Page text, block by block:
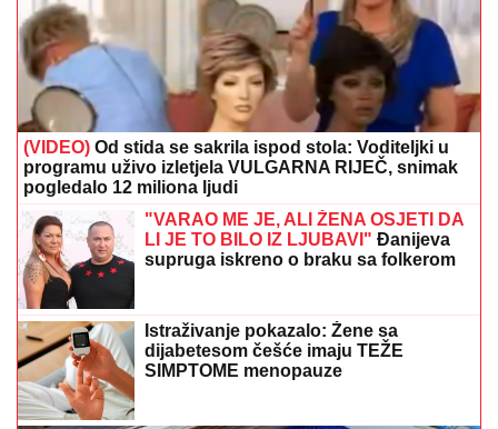
(VIDEO) Od stida se sakrila ispod stola: Voditeljki u
programu uživo izletjela VULGARNA RIJEČ, snimak
pogledalo 12 miliona ljudi
"VARAO ME JE, ALI ŽENA OSJETI DA
LI JE TO BILO IZ LJUBAVI" Đanijeva
supruga iskreno o braku sa folkerom
Istraživanje pokazalo: Žene sa
dijabetesom češće imaju TEŽE
SIMPTOME menopauze